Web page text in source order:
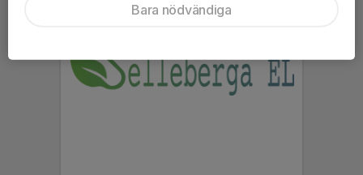
Bara nödvändiga